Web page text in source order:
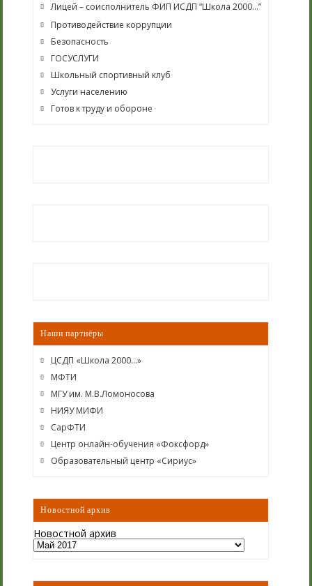
Лицей – соисполнитель ФИП ИСДП “Школа 2000…”
Противодействие коррупции
Безопасность
ГОСУСЛУГИ
Школьный спортивный клуб
Услуги населению
Готов к труду и обороне
Наши партнёры
ЦСДП «Школа 2000…»
МФТИ
МГУ им. М.В.Ломоносова
НИЯУ МИФИ
СарФТИ
Центр онлайн-обучения «Фоксфорд»
Образовательный центр «Сириус»
Новостной архив
Новостной архив